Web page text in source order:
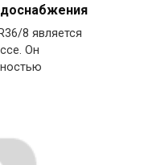
8 является
Он